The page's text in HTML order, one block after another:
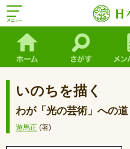
いのちを描く
わが「光の芸術」への道
遊馬正 (著)